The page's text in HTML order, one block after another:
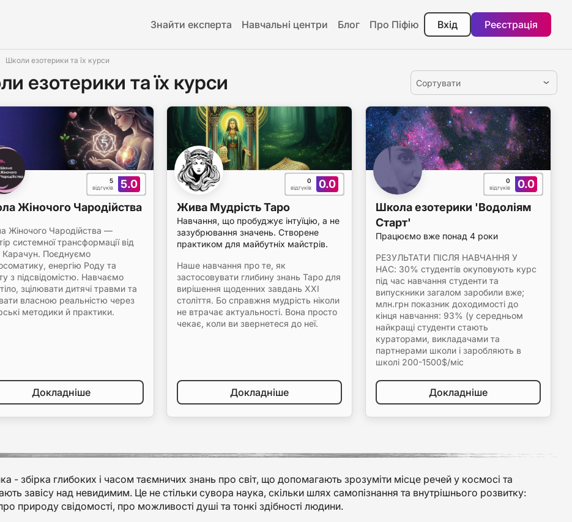
Знайти експерта Навчальні центри Блог Про Піфію Вхід Реєстрація
Школи езотерики та їх курси
езотерики та їх курси Сортувати
5.0
5
відгуків
Жіночого Чародійства
Жіночого Чародійства —
системної трансформації від
Карачун. Поєднуємо
енергію Роду та
з підсвідомістю. Навчаємо
зцілювати дитячі травми та
власною реальністю через
методики й практики.
Докладніше
0.0
0
відгуків
Жива Мудрість Таро
Навчання, що пробуджує інтуїцію, а не
зазубрювання значень. Створене
практиком для майбутніх майстрів.
Наше навчання про те, як
застосовувати глибину знань Таро для
вирішення щоденних завдань XXI
століття. Бо справжня мудрість ніколи
не втрачає актуальності. Вона просто
чекає, коли ви звернетеся до неї.
Докладніше
0.0
0
відгуків
Школа езотерики 'Водоліям
Старт'
Працюємо вже понад 4 роки
РЕЗУЛЬТАТИ ПІСЛЯ НАВЧАННЯ У
НАС: 30% студентів окуповують курс
під час навчання студенти та
випускники загалом заробили вже;
млн.грн показник доходимості до
кінця навчання: 93% (у середньом
найкращі студенти стають
кураторами, викладачами та
партнерами школи і заробляють в
школі 200-1500$/міс
Докладніше
- збірка глибоких і часом таємничих знань про світ, що допомагають зрозуміти місце речей у космосі та
завісу над невидимим. Це не стільки сувора наука, скільки шлях самопізнання та внутрішнього розвитку:
природу свідомості, про можливості душі та тонкі здібності людини.